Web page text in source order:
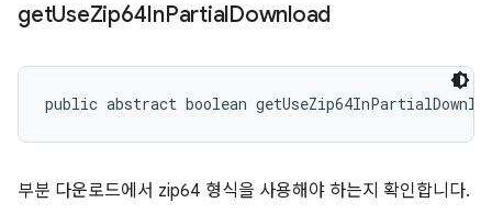
getUseZip64InPartialDownload
public abstract boolean
부분 다운로드에서 zip64 형식을 사용해야 하는지 확인합니다.